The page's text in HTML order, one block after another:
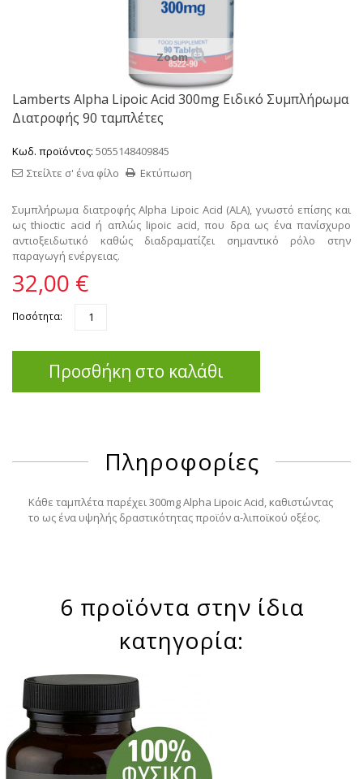
Zoom
Lamberts Alpha Lipoic Acid 300mg Ειδικό Συμπλήρωμα
Διατροφής 90 ταμπλέτες
Κωδ. προϊόντος: 5055148409845
Εκτύπωση
Στείλτε σ' ένα φίλο
Συμπλήρωμα διατροφής Alpha Lipoic Acid (ALA), γνωστό επίσης και
ως thioctic acid ή απλώς lipoic acid, που δρα ως ένα πανίσχυρο
αντιοξειδωτικό καθώς διαδραματίζει σημαντικό ρόλο στην
παραγωγή ενέργειας.
32,00 €
Ποσότητα:
Προσθήκη στο καλάθι
Πληροφορίες
Κάθε ταμπλέτα παρέχει 300mg Alpha Lipoic Acid, καθιστώντας
το ως ένα υψηλής δραστικότητας προϊόν α-λιποϊκού οξέος.
6 προϊόντα στην ίδια
κατηγορία: